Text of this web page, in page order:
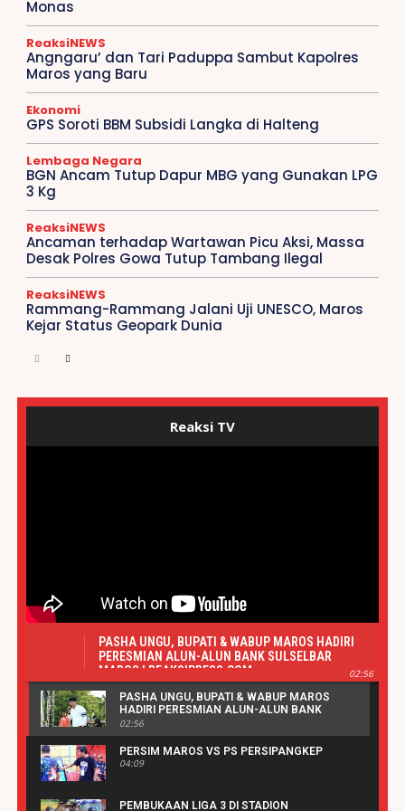
Monas
ReaksiNEWS
Angngaru’ dan Tari Paduppa Sambut Kapolres
Maros yang Baru
Ekonomi
GPS Soroti BBM Subsidi Langka di Halteng
Lembaga Negara
BGN Ancam Tutup Dapur MBG yang Gunakan LPG
3 Kg
ReaksiNEWS
Ancaman terhadap Wartawan Picu Aksi, Massa
Desak Polres Gowa Tutup Tambang Ilegal
ReaksiNEWS
Rammang-Rammang Jalani Uji UNESCO, Maros
Kejar Status Geopark Dunia
Reaksi TV
PASHA UNGU, BUPATI & WABUP MAROS HADIRI
PERESMIAN ALUN-ALUN BANK SULSELBAR
MAROS | REAKSIPRESS.COM
02:56
PASHA UNGU, BUPATI & WABUP MAROS
HADIRI PERESMIAN ALUN-ALUN BANK
SULSELBAR MAROS | REAKSIPRESS.COM
02:56
PERSIM MAROS VS PS PERSIPANGKEP
04:09
PEMBUKAAN LIGA 3 DI STADION